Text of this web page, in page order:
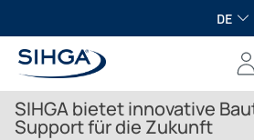
DE
SIHGA bietet innovative
Support für die Zukunft